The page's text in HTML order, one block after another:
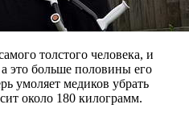
толстого человека, и
это больше половины его
умоляет медиков убрать
около 180 килограмм.